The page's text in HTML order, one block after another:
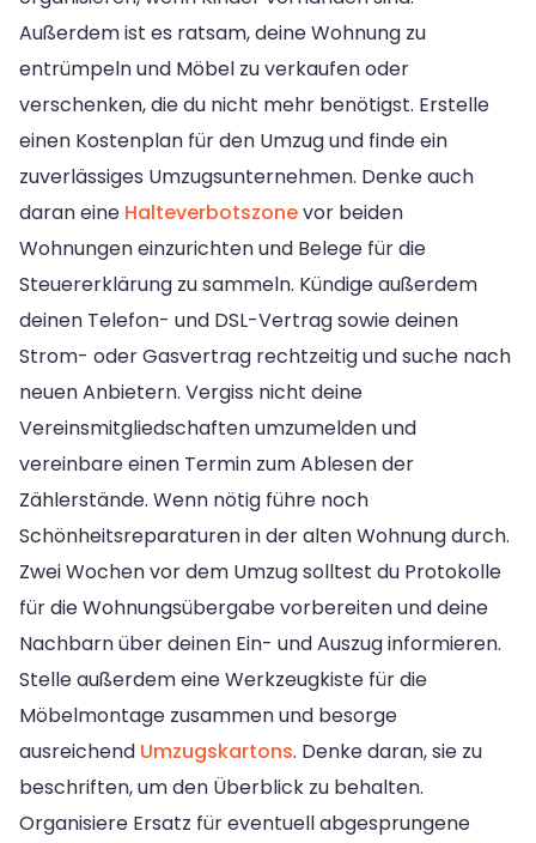
Außerdem ist es ratsam, deine Wohnung zu
entrümpeln und Möbel zu verkaufen oder
verschenken, die du nicht mehr benötigst. Erstelle
einen Kostenplan für den Umzug und finde ein
zuverlässiges Umzugsunternehmen. Denke auch
daran eine Halteverbotszonevor beiden
Wohnungen einzurichten und Belege für die
Steuererklärung zu sammeln. Kündige außerdem
deinen Telefon- und DSL-Vertrag sowie deinen
Strom- oder Gasvertrag rechtzeitig und suche nach
neuen Anbietern. Vergiss nicht deine
Vereinsmitgliedschaften umzumelden und
vereinbare einen Termin zum Ablesen der
Zählerstände. Wenn nötig führe noch
Schönheitsreparaturen in der alten Wohnung durch.
Zwei Wochen vor dem Umzug solltest du Protokolle
für die Wohnungsübergabe vorbereiten und deine
Nachbarn über deinen Ein- und Auszug informieren.
Stelle außerdem eine Werkzeugkiste für die
Möbelmontage zusammen und besorge
ausreichend Umzugskartons. Denke daran, sie zu
beschriften, um den Überblick zu behalten.
Organisiere Ersatz für eventuell abgesprungene